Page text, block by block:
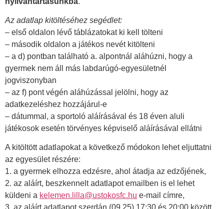
Az adatlap kitöltéséhez segédlet:
– első oldalon lévő táblázatokat ki kell tölteni
– második oldalon a játékos nevét kitölteni
– a d) pontban található a. alpontnál aláhúzni, hogy a
gyermek nem áll más labdarúgó-egyesületnél
jogviszonyban
– az f) pont végén aláhúzással jelölni, hogy az
adatkezeléshez hozzájárul-e
– dátummal, a sportoló aláírásával és 18 éven aluli
játékosok esetén törvényes képviselő aláírásával ellátni
A kitöltött adatlapokat a következő módokon lehet eljuttatni
az egyesület részére:
1. a gyermek elhozza edzésre, ahol átadja az edzőjének,
2. az aláírt, beszkennelt adatlapot emailben is el lehet
küldeni a kelemen.lilla@ustokosfc.hu e-mail címre,